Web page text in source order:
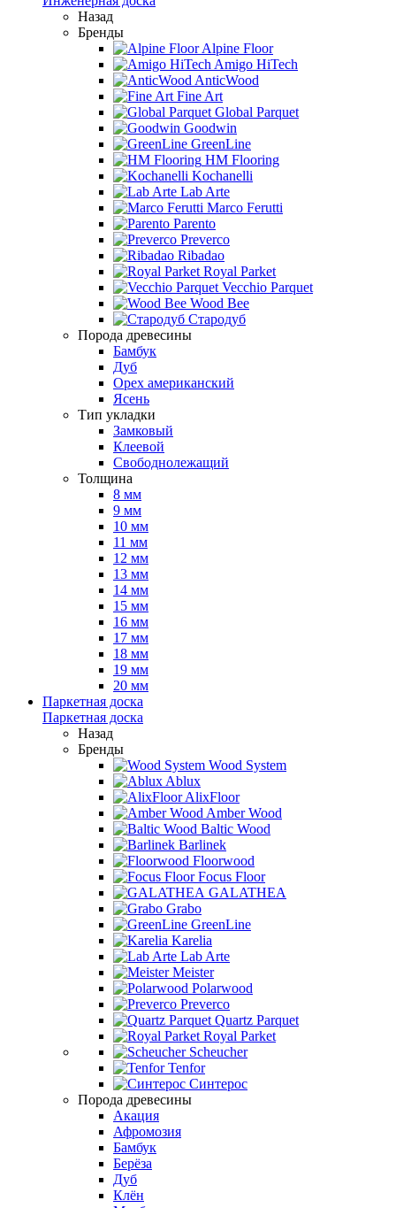
Назад
Бренды
Alpine Floor
Amigo HiTech
AnticWood
Fine Art
Global Parquet
Goodwin
GreenLine
HM Flooring
Kochanelli
Lab Arte
Marco Ferutti
Parento
Preverco
Ribadao
Royal Parket
Vecchio Parquet
Wood Bee
Стародуб
Порода древесины
Бамбук
Дуб
Орех американский
Ясень
Тип укладки
Замковый
Клеевой
Свободнолежащий
Толщина
8 мм
9 мм
10 мм
11 мм
12 мм
13 мм
14 мм
15 мм
16 мм
17 мм
18 мм
19 мм
20 мм
Паркетная доска
Паркетная доска
Назад
Бренды
Wood System
Ablux
AlixFloor
Amber Wood
Baltic Wood
Barlinek
Floorwood
Focus Floor
GALATHEA
Grabo
GreenLine
Karelia
Lab Arte
Meister
Polarwood
Preverco
Quartz Parquet
Royal Parket
Scheucher
Tenfor
Синтерос
Порода древесины
Акация
Афромозия
Бамбук
Берёза
Дуб
Клён